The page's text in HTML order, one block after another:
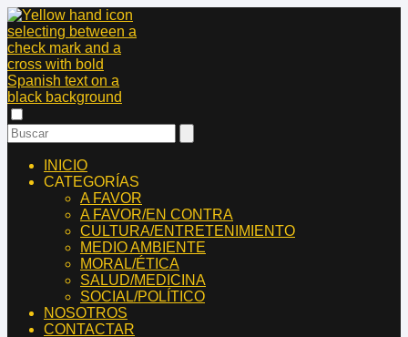
INICIO
CATEGORÍAS
A FAVOR
A FAVOR/EN CONTRA
CULTURA/ENTRETENIMIENTO
MEDIO AMBIENTE
MORAL/ÉTICA
SALUD/MEDICINA
SOCIAL/POLÍTICO
NOSOTROS
CONTACTAR